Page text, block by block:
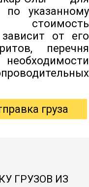
по указанному
зависит от его
перечня
груза
ГРУЗОВ ИЗ